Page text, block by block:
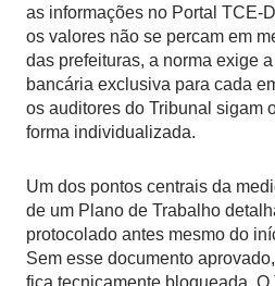
as informações no Portal TCE-
os valores não se percam em
das prefeituras, a norma exige
bancária exclusiva para cada
os auditores do Tribunal sigam
forma individualizada.
Um dos pontos centrais da
de um Plano de Trabalho
protocolado antes mesmo do
Sem esse documento